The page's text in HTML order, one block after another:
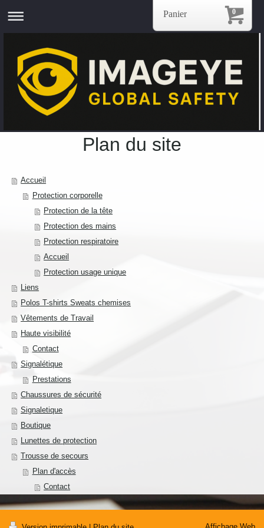
Plan du site
Accueil
Protection corporelle
Protection de la tête
Protection des mains
Protection respiratoire
Accueil
Protection usage unique
Liens
Polos T-shirts Sweats chemises
Vêtements de Travail
Haute visibilité
Contact
Signalétique
Prestations
Chaussures de sécurité
Signaletique
Boutique
Lunettes de protection
Trousse de secours
Plan d'accès
Contact
0
Panier